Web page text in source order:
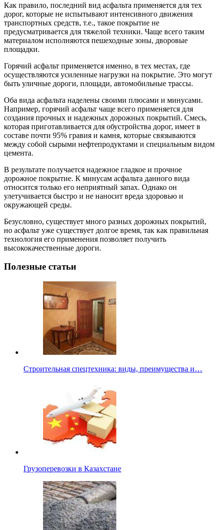
Как правило, последний вид асфальта применяется для тех
дорог, которые не испытывают интенсивного движения
транспортных средств, т.е., такое покрытие не
предусматривается для тяжелой техники. Чаще всего таким
материалом исполняются пешеходные зоны, дворовые
площадки.
Горячий асфальт применяется именно, в тех местах, где
осуществляются усиленные нагрузки на покрытие. Это могут
быть уличные дороги, площади, автомобильные трассы.
Оба вида асфальта наделены своими плюсами и минусами.
Например, горячий асфальт чаще всего применяется для
создания прочных и надежных дорожных покрытий. Смесь,
которая приготавливается для обустройства дорог, имеет в
составе почти 95% гравия и камня, которые связываются
между собой сырыми нефтепродуктами и специальным видом
цемента.
В результате получается надежное гладкое и прочное
дорожное покрытие. К минусам асфальта данного вида
относится только его неприятный запах. Однако он
улетучивается быстро и не наносит вреда здоровью и
окружающей среды.
Безусловно, существует много разных дорожных покрытий,
но асфальт уже существует долгое время, так как правильная
технология его применения позволяет получить
высококачественные дороги.
Полезные статьи
Строительная спецтехника: виды, преимущества и…
Грузоперевозки в Казахстане